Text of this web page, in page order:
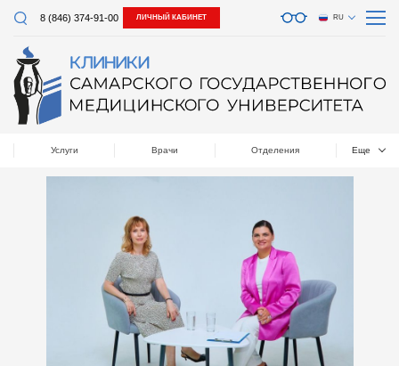
8 (846) 374-91-00 ЛИЧНЫЙ КАБИНЕТ RU
Услуги Врачи Отделения Еще